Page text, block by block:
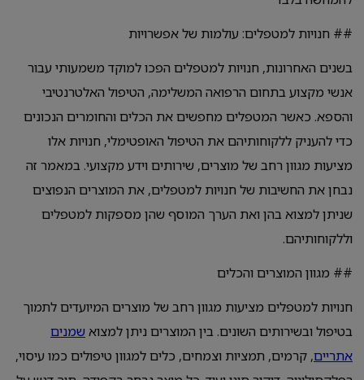
## חנויות למטפלים: עולמות של אפשרויות
בשנים האחרונות, חנויות למטפלים הפכו למוקד משמעותי עבור
אנשי מקצוע בתחום הרפואה המשלימה, הטיפול האלטרנטיבי
והספא. כאשר המטפלים מחפשים את הכלים והחומרים הנכונים
כדי להעניק ללקוחותיהם את הטיפול האופטימלי, חנויות אלו
מציעות מגוון רחב של מוצרים, שירותים וידע מקצועי. במאמר זה
נבחן את החשיבות של חנויות למטפלים, את המוצרים הנפוצים
שניתן למצוא בהן ואת הערך המוסף שהן מספקות למטפלים
וללקוחותיהם.
## מגוון המוצרים והכלים
חנויות למטפלים מציעות מגוון רחב של מוצרים המיועדים לתמוך
בטיפול ובשירותים השונים. בין המוצרים ניתן למצוא שמנים
אתריים, קרמים, תמציות וצמחים, כלים למגוון טיפולים כמו עיסוי,